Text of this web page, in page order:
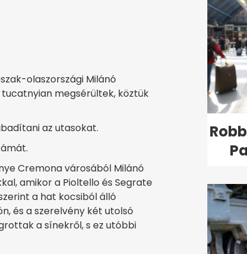
olaszországi Milánó
megsérültek, köztük
az utasokat.
Cremona városából Milánó
amikor a Pioltello és Segrate
a hat kocsiból álló
és a szerelvény két utolsó
a sínekről, s ez utóbbi